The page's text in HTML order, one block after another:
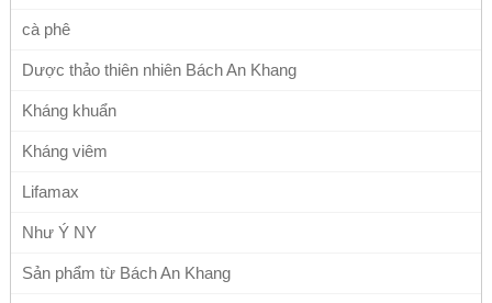
cà phê
Dược thảo thiên nhiên Bách An Khang
Kháng khuẩn
Kháng viêm
Lifamax
Như Ý NY
Sản phẩm từ Bách An Khang